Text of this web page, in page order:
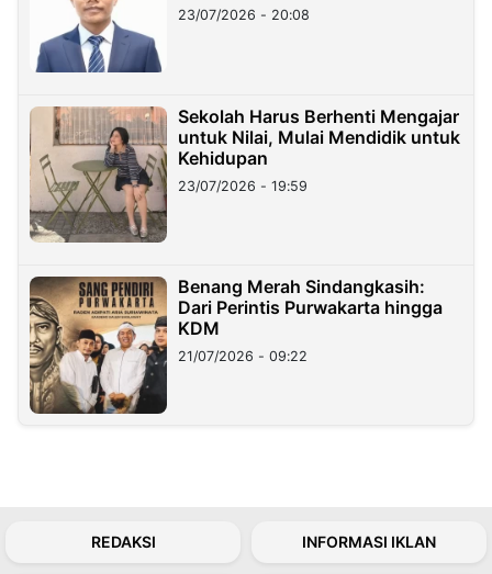
23/07/2026 - 20:08
Sekolah Harus Berhenti Mengajar
untuk Nilai, Mulai Mendidik untuk
Kehidupan
23/07/2026 - 19:59
Benang Merah Sindangkasih:
Dari Perintis Purwakarta hingga
KDM
21/07/2026 - 09:22
REDAKSI INFORMASI IKLAN